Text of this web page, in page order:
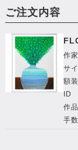
ご注文内容
作
サ
額装
ID
作
手